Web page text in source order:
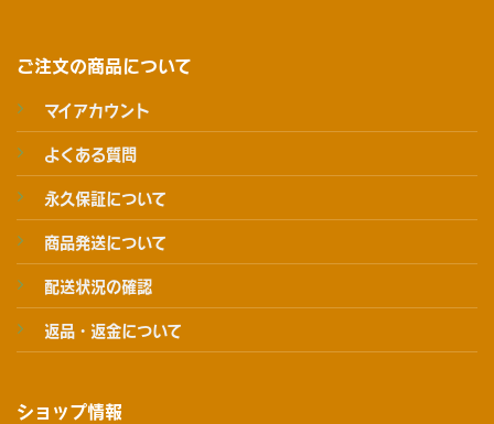
ご注文の商品について
マイアカウント
よくある質問
永久保証について
商品発送について
配送状況の確認
返品・返金について
ショップ情報